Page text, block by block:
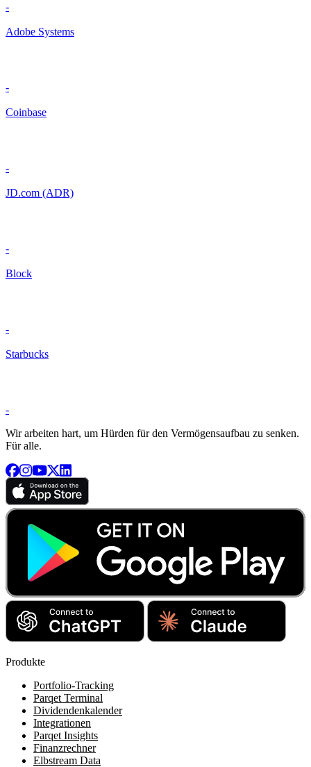
-
Adobe Systems
-
Coinbase
-
JD.com (ADR)
-
Block
-
Starbucks
-
Wir arbeiten hart, um Hürden für den Vermögensaufbau zu senken.
Für alle.
Produkte
Portfolio-Tracking
Parqet Terminal
Dividendenkalender
Integrationen
Parqet Insights
Finanzrechner
Elbstream Data